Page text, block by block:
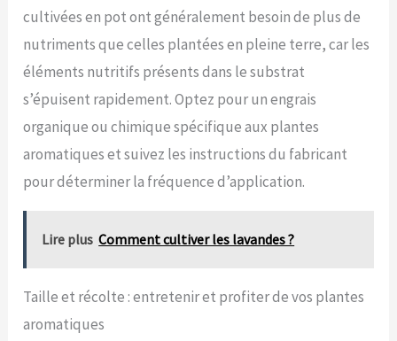
cultivées en pot ont généralement besoin de plus de
nutriments que celles plantées en pleine terre, car les
éléments nutritifs présents dans le substrat
s’épuisent rapidement. Optez pour un engrais
organique ou chimique spécifique aux plantes
aromatiques et suivez les instructions du fabricant
pour déterminer la fréquence d’application.
Lire plus Comment cultiver les lavandes ?
Taille et récolte : entretenir et profiter de vos plantes
aromatiques